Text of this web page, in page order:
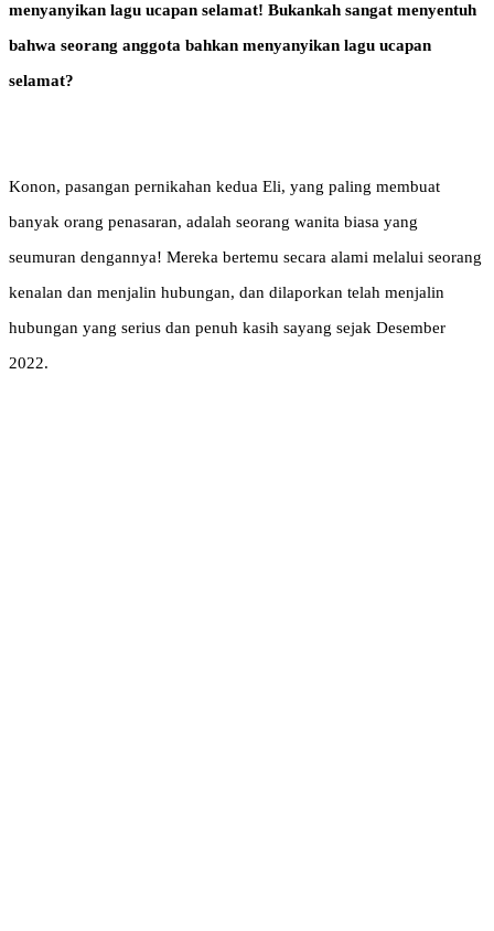
menyanyikan lagu ucapan selamat! Bukankah sangat menyentuh
bahwa seorang anggota bahkan menyanyikan lagu ucapan
selamat?
Konon, pasangan pernikahan kedua Eli, yang paling membuat
banyak orang penasaran, adalah seorang wanita biasa yang
seumuran dengannya! Mereka bertemu secara alami melalui seorang
kenalan dan menjalin hubungan, dan dilaporkan telah menjalin
hubungan yang serius dan penuh kasih sayang sejak Desember
2022.